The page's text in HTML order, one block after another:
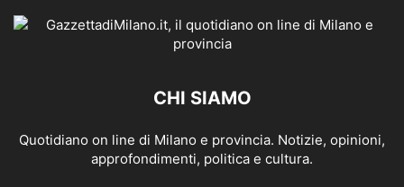
CHI SIAMO
Quotidiano on line di Milano e provincia. Notizie, opinioni,
approfondimenti, politica e cultura.